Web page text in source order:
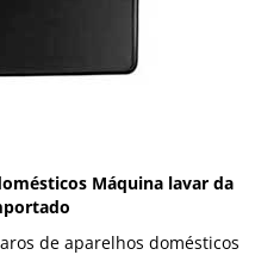
Máquina lavar da
de aparelhos domésticos